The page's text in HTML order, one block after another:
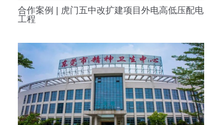
合作案例 | 虎门五中改扩建项目外电高低压配电
工程